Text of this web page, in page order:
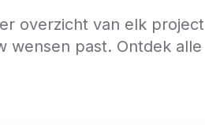
overzicht van elk
wensen past. Ontdek alle